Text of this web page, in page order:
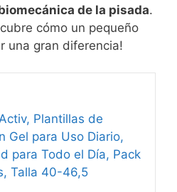
de la pisada.
cómo un pequeño
una gran diferencia!
Plantillas de
Gel para Uso Diario,
para Todo el Día, Pack
Talla 40-46,5